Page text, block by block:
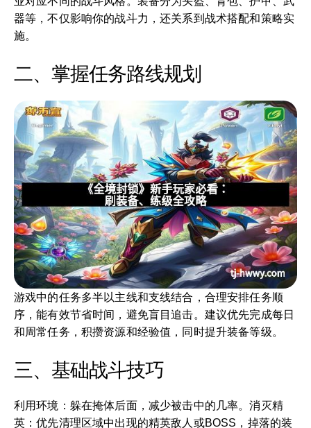
器等，不仅影响你的战斗力，还关系到战术搭配和策略实
施。
二、掌握任务路线规划
游戏中的任务多半以主线和支线结合，合理安排任务顺
序，能有效节省时间，避免盲目追击。建议优先完成每日
和周常任务，积攒资源和经验值，同时提升装备等级。
三、基础战斗技巧
利用环境：躲在掩体后面，减少被击中的几率。消灭精
英：优先清理区域中出现的精英敌人或BOSS，掉落的装